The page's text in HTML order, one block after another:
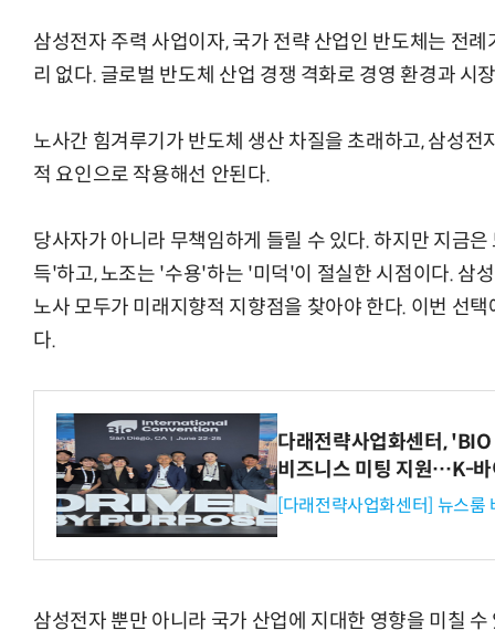
삼성전자 주력 사업이자, 국가 전략 산업인 반도체는 전
리 없다. 글로벌 반도체 산업 경쟁 격화로 경영 환경과 시
노사간 힘겨루기가 반도체 생산 차질을 초래하고, 삼성
적 요인으로 작용해선 안된다.
당사자가 아니라 무책임하게 들릴 수 있다. 하지만 지금
득'하고, 노조는 '수용'하는 '미덕'이 절실한 시점이다. 삼
노사 모두가 미래지향적 지향점을 찾아야 한다. 이번 선
다.
다래전략사업화센터,
비즈니스 미팅 지원…K-바
[다래전략사업화센터] 뉴스룸
삼성전자 뿐만 아니라 국가 산업에 지대한 영향을 미칠
“입으면 전투력 상승?” 드래곤볼 전투